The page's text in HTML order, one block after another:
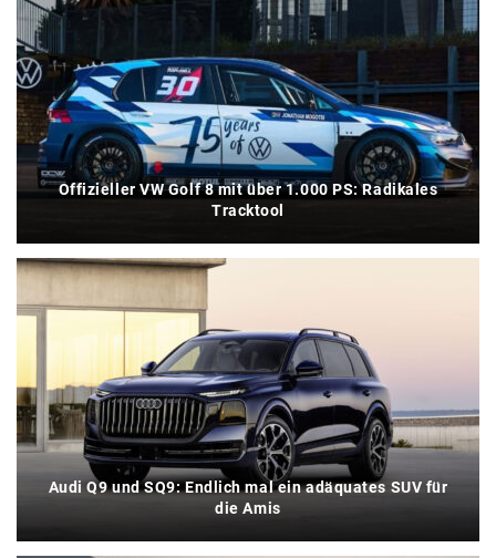
Offizieller VW Golf 8 mit über 1.000 PS: Radikales
Tracktool
Audi Q9 und SQ9: Endlich mal ein adäquates SUV für
die Amis